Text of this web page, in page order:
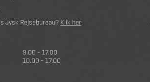
Jysk Rejsebureau? Klik her.
9.00 - 17.00
10.00 - 17.00